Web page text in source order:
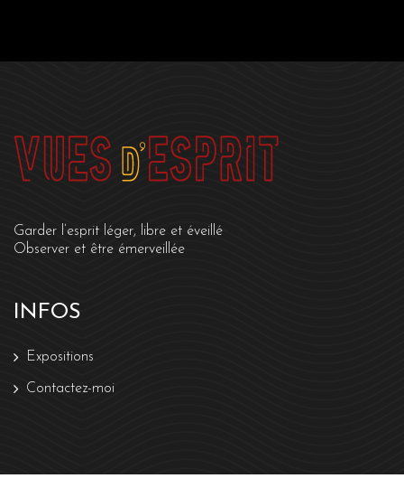
Garder l’esprit léger, libre et éveillé
Observer et être émerveillée
INFOS
Expositions
Contactez-moi